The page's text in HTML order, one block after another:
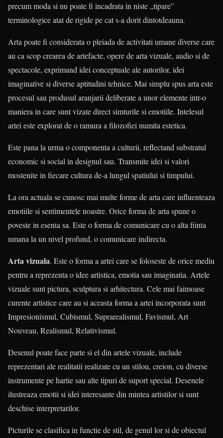
precum moda si nu poate fi incadrata in niste „tipare”
terminologice atat de rigide pe cat s-a dorit dintotdeauna.
Arta poate fi considerata o pleiada de activitati umane diverse care
au ca scop crearea de artefacte, opere de arta vizuale, audio si de
spectacole, exprimand idei conceptuale ale autorilor, idei
imaginative si diverse aptitudini tehnice. Mai simplu spus arta este
procesul sau produsul aranjarii deliberate a unor elemente intr-o
maniera in care sunt vizate direct simturile si emotiile. Intelesul
artei este explorat de o ramura a filozofiei numita estetica.
Este pana la urma o componenta a culturii, reflectand substratul
economic si social in designul sau. Transmite idei si valori
mostenite in fiecare cultura de-a lungul spatiului si timpului.
La ora actuala se cunosc mai multe forme de arta care influenteaza
emotiile si sentimentele noastre. Orice forma de arta spune o
poveste in esenta sa. Este o forma de comunicare cu o alta fiinta
umana la un nivel profund, o comunicare indirecta.
Arta vizuala. Este o forma a artei care se foloseste de orice mediu
pentru a reprezenta o idee artistica, emotia sau imaginatia. Artele
vizuale sunt pictura, sculptura si arhitectura. Cele mai faimoase
curente artistice care au si aceasta forma a artei incorporata sunt
Impresionismul, Cubismul, Suprarealismul, Favismul, Art
Nouveau, Realismul, Relativismul.
Desenul poate face parte si el din artele vizuale, include
reprezentari ale realitatii realizate cu un stilou, creion, cu diverse
instrumente pe hartie sau alte tipuri de suport special. Desenele
ilustreaza emotii si idei interesante din mintea artistilor si sunt
deschise interpretarilor.
Picturile se clasifica in functie de stil, de genul lor si de obiectul